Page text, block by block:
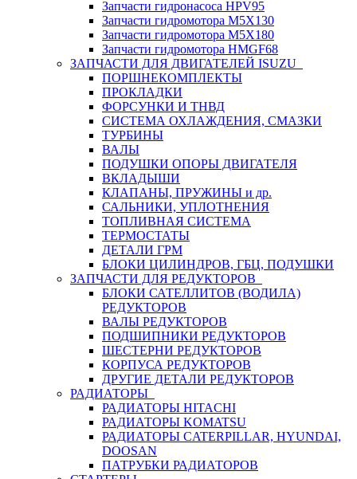
Запчасти гидронасоса HPV95
Запчасти гидромотора M5X130
Запчасти гидромотора M5X180
Запчасти гидромотора HMGF68
ЗАПЧАСТИ ДЛЯ ДВИГАТЕЛЕЙ ISUZU
ПОРШНЕКОМПЛЕКТЫ
ПРОКЛАДКИ
ФОРСУНКИ И ТНВД
СИСТЕМА ОХЛАЖДЕНИЯ, СМАЗКИ
ТУРБИНЫ
ВАЛЫ
ПОДУШКИ ОПОРЫ ДВИГАТЕЛЯ
ВКЛАДЫШИ
КЛАПАНЫ, ПРУЖИНЫ и др.
САЛЬНИКИ, УПЛОТНЕНИЯ
ТОПЛИВНАЯ СИСТЕМА
ТЕРМОСТАТЫ
ДЕТАЛИ ГРМ
БЛОКИ ЦИЛИНДРОВ, ГБЦ, ПОДУШКИ
ЗАПЧАСТИ ДЛЯ РЕДУКТОРОВ
БЛОКИ САТЕЛЛИТОВ (ВОДИЛА)
РЕДУКТОРОВ
ВАЛЫ РЕДУКТОРОВ
ПОДШИПНИКИ РЕДУКТОРОВ
ШЕСТЕРНИ РЕДУКТОРОВ
КОРПУСА РЕДУКТОРОВ
ДРУГИЕ ДЕТАЛИ РЕДУКТОРОВ
РАДИАТОРЫ
РАДИАТОРЫ HITACHI
РАДИАТОРЫ KOMATSU
РАДИАТОРЫ CATERPILLAR, HYUNDAI,
DOOSAN
ПАТРУБКИ РАДИАТОРОВ